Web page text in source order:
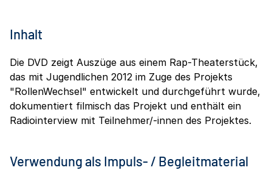
Inhalt
Die DVD zeigt Auszüge aus einem Rap-Theaterstück,
das mit Jugendlichen 2012 im Zuge des Projekts
"RollenWechsel" entwickelt und durchgeführt wurde,
dokumentiert filmisch das Projekt und enthält ein
Radiointerview mit Teilnehmer/-innen des Projektes.
Verwendung als Impuls- / Begleitmaterial